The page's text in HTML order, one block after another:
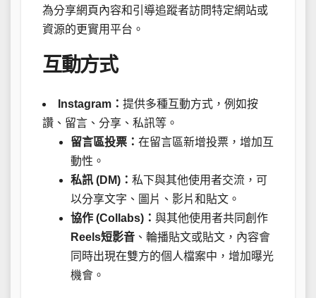
為分享網頁內容和引導追蹤者訪問特定網站或
資源的更實用平台。
互動方式
Instagram： 提供多種互動方式，例如按
讚、留言、分享、私訊等。
留言區投票： 在留言區新增投票，增加互
動性。
私訊 (DM)： 私下與其他使用者交流，可
以分享文字、圖片、影片和貼文。
協作 (Collabs)： 與其他使用者共同創作
Reels短影音 、輪播貼文或貼文，內容會
同時出現在雙方的個人檔案中，增加曝光
機會。